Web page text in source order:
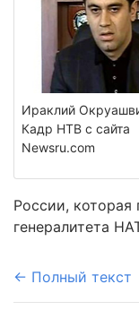
Ираклий
Кадр НТВ с сайта
Newsru.com
России, которая
генералитета
← Полный текст